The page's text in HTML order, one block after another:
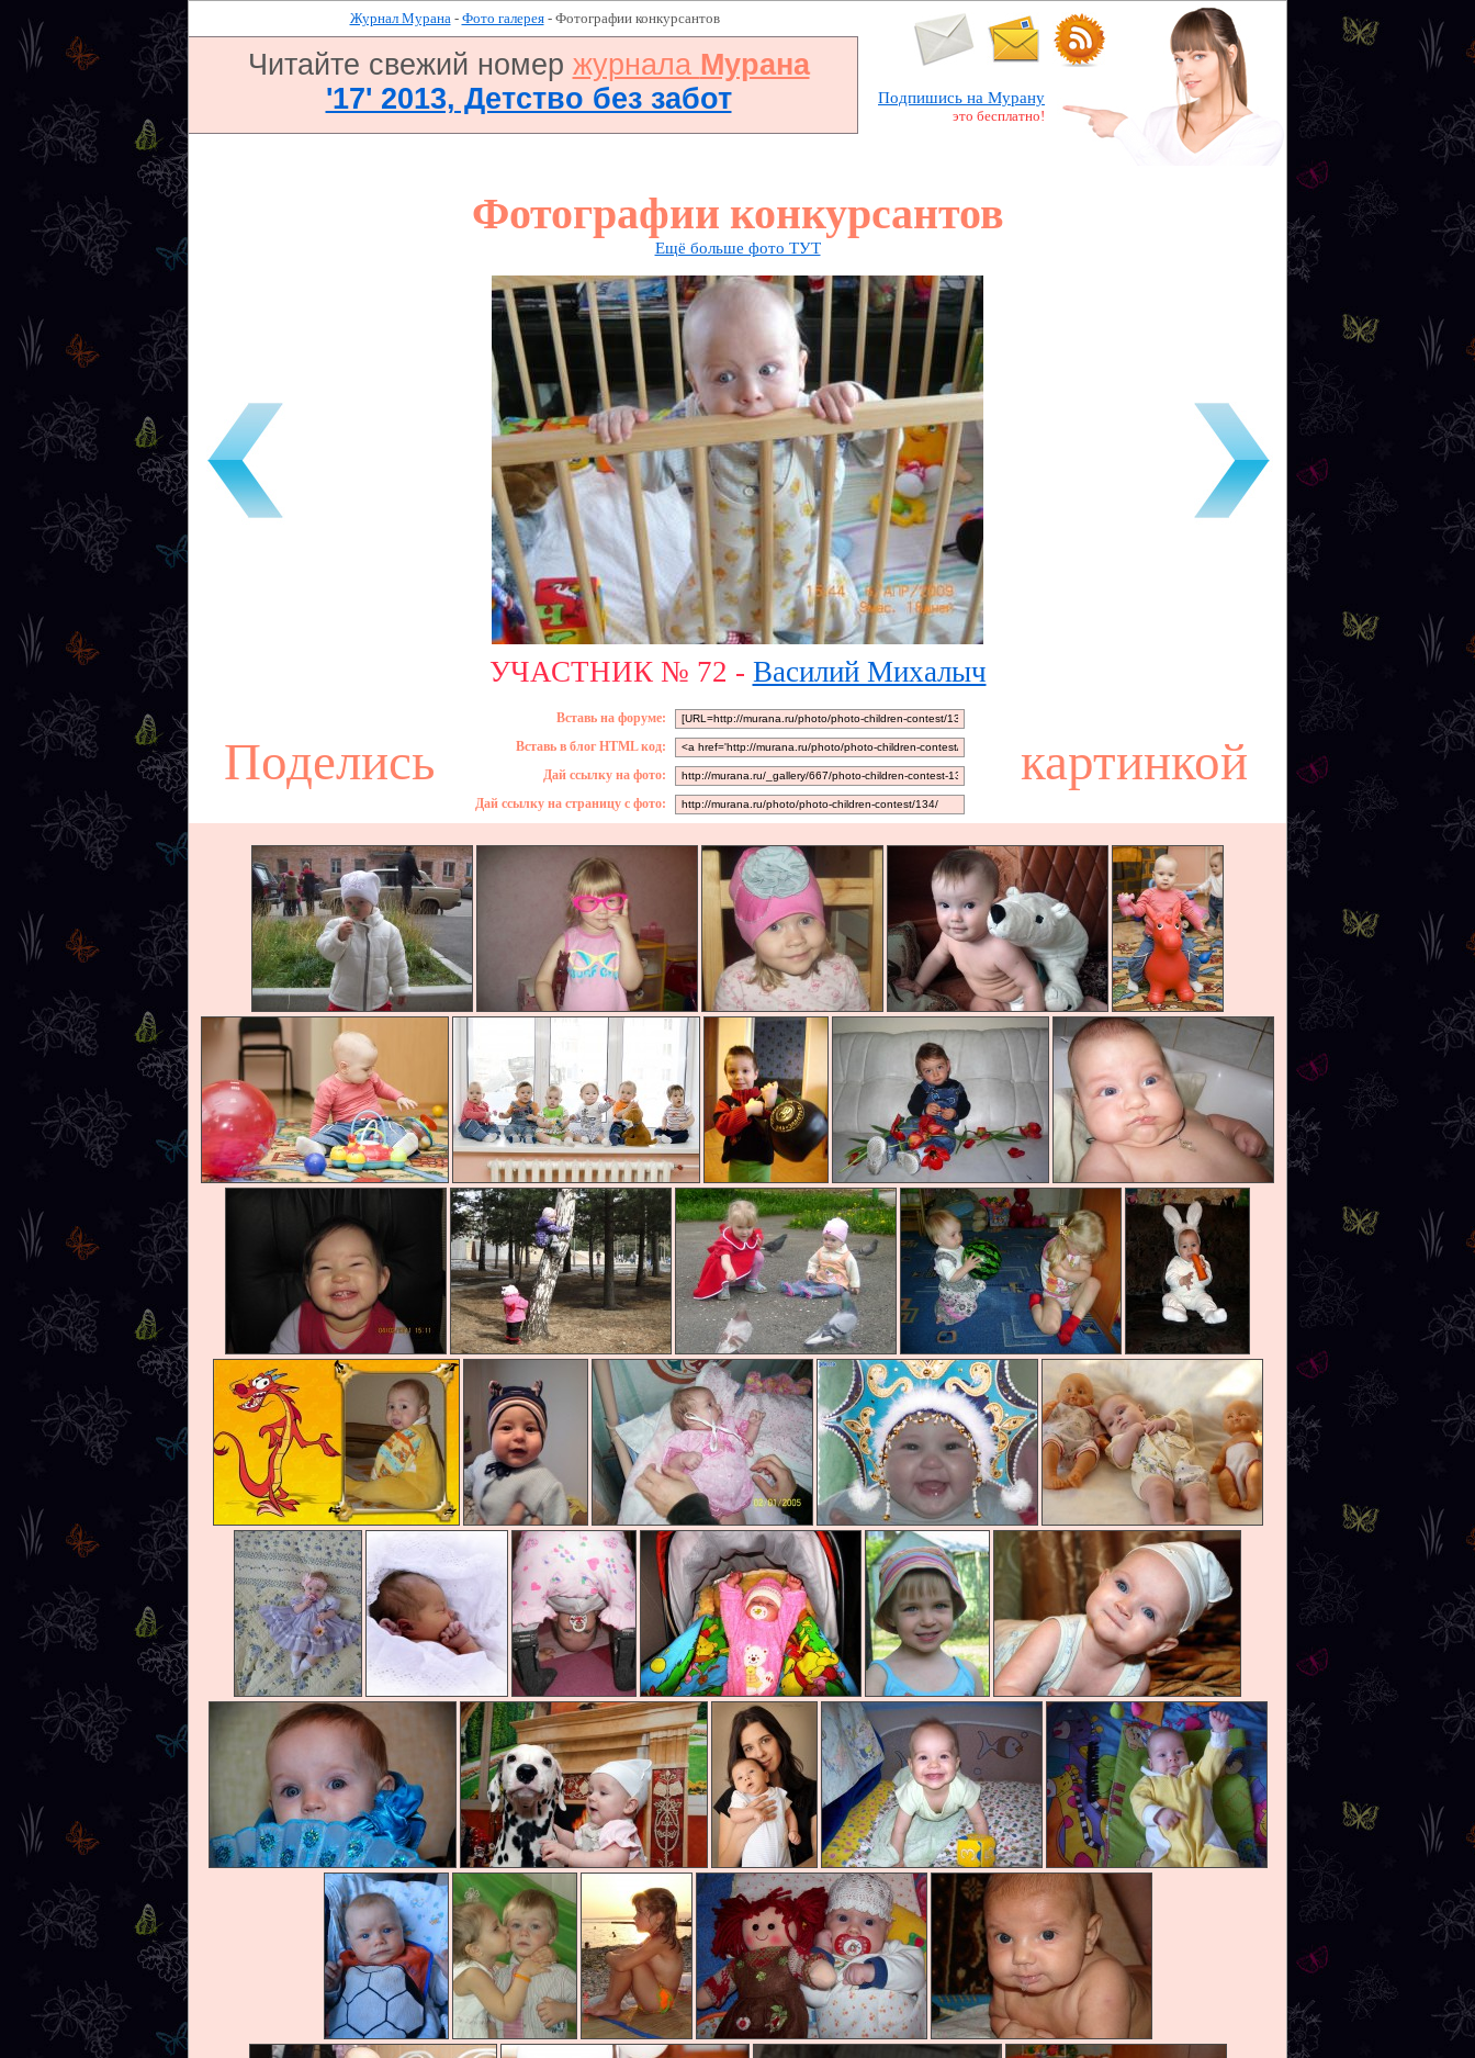
Журнал Мурана- Фото галерея- Фотографии конкурсантов
Читайте свежий номер журнала Мурана
'17' 2013, Детство без забот
Подпишись на Мурану
это бесплатно!
Фотографии конкурсантов
Ещё больше фото ТУТ
УЧАСТНИК № 72 - Василий Михалыч
Поделись
Вставь на форуме:
Вставь в блог HTML код:
Дай ссылку на фото:
Дай ссылку на страницу с фото:
картинкой